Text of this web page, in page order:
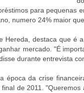
para pequenas
numero 24% maior que
Hereda, destaca que é
mercado. "É
durante entrevista
época da crise
de 2011.